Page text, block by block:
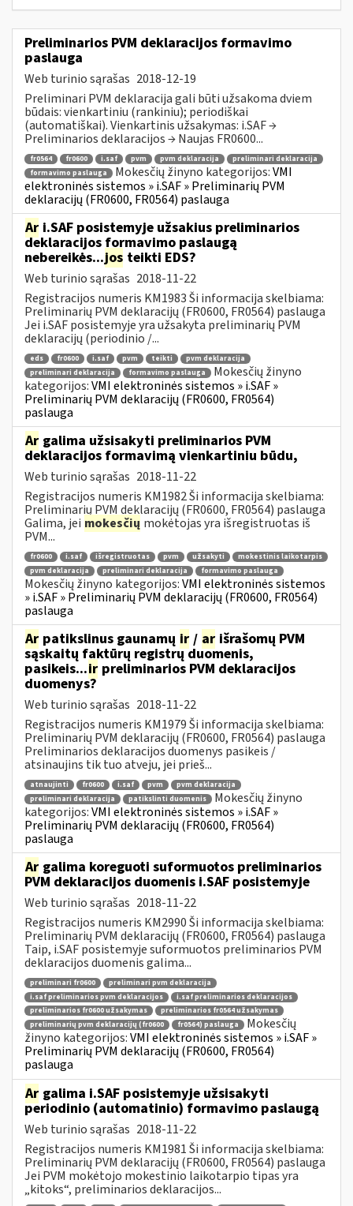
Preliminarios PVM deklaracijos formavimo
paslauga
Web turinio sąrašas 2018-12-19
Preliminari PVM deklaracija gali būti užsakoma dviem
būdais: vienkartiniu (rankiniu); periodiškai
(automatiškai). Vienkartinis užsakymas: i.SAF →
Preliminarios deklaracijos → Naujas FR0600...
fr0564 fr0600 i.saf pvm pvm deklaracija
preliminari deklaracija
formavimo paslauga
Mokesčių žinyno kategorijos:VMI
elektroninės sistemos » i.SAF » Preliminarių PVM
deklaracijų (FR0600, FR0564) paslauga
Ar i.SAF posistemyje užsakius preliminarios
deklaracijos formavimo paslaugą
nebereikės...jos teikti EDS?
Web turinio sąrašas 2018-11-22
Registracijos numeris KM1983 Ši informacija skelbiama:
Preliminarių PVM deklaracijų (FR0600, FR0564) paslauga
Jei i.SAF posistemyje yra užsakyta preliminarių PVM
deklaracijų (periodinio /...
eds fr0600 i.saf pvm teikti
pvm deklaracija
preliminari deklaracija
formavimo paslauga
Mokesčių žinyno
kategorijos:VMI elektroninės sistemos » i.SAF »
Preliminarių PVM deklaracijų (FR0600, FR0564)
paslauga
Ar galima užsisakyti preliminarios PVM
deklaracijos formavimą vienkartiniu būdu,
Web turinio sąrašas 2018-11-22
Registracijos numeris KM1982 Ši informacija skelbiama:
Preliminarių PVM deklaracijų (FR0600, FR0564) paslauga
Galima, jei mokesčių mokėtojas yra išregistruotas iš
PVM...
fr0600 i.saf išregistruotas pvm užsakyti
mokestinis laikotarpis
pvm deklaracija
preliminari deklaracija formavimo paslauga
Mokesčių žinyno kategorijos:VMI elektroninės sistemos
» i.SAF » Preliminarių PVM deklaracijų (FR0600, FR0564)
paslauga
Ar patikslinus gaunamų ir / ar išrašomų PVM
sąskaitų faktūrų registrų duomenis,
pasikeis...ir preliminarios PVM deklaracijos
duomenys?
Web turinio sąrašas 2018-11-22
Registracijos numeris KM1979 Ši informacija skelbiama:
Preliminarių PVM deklaracijų (FR0600, FR0564) paslauga
Preliminarios deklaracijos duomenys pasikeis /
atsinaujins tik tuo atveju, jei prieš...
atnaujinti fr0600 i.saf pvm
pvm deklaracija
preliminari deklaracija
patikslinti duomenis
Mokesčių žinyno
kategorijos:VMI elektroninės sistemos » i.SAF »
Preliminarių PVM deklaracijų (FR0600, FR0564)
paslauga
Ar galima koreguoti suformuotos preliminarios
PVM deklaracijos duomenis i.SAF posistemyje
Web turinio sąrašas 2018-11-22
Registracijos numeris KM2990 Ši informacija skelbiama:
Preliminarių PVM deklaracijų (FR0600, FR0564) paslauga
Taip, i.SAF posistemyje suformuotos preliminarios PVM
deklaracijos duomenis galima...
preliminari fr0600
preliminari pvm deklaracija
i.saf preliminarios pvm deklaracijos
i.saf preliminarios deklaracijos
preliminarios fr0600 užsakymas
preliminarios fr0564 užsakymas
preliminarių pvm deklaracijų (fr0600
fr0564) paslauga
Mokesčių
žinyno kategorijos:VMI elektroninės sistemos » i.SAF »
Preliminarių PVM deklaracijų (FR0600, FR0564)
paslauga
Ar galima i.SAF posistemyje užsisakyti
periodinio (automatinio) formavimo paslaugą
Web turinio sąrašas 2018-11-22
Registracijos numeris KM1981 Ši informacija skelbiama:
Preliminarių PVM deklaracijų (FR0600, FR0564) paslauga
Jei PVM mokėtojo mokestinio laikotarpio tipas yra
„kitoks“, preliminarios deklaracijos...